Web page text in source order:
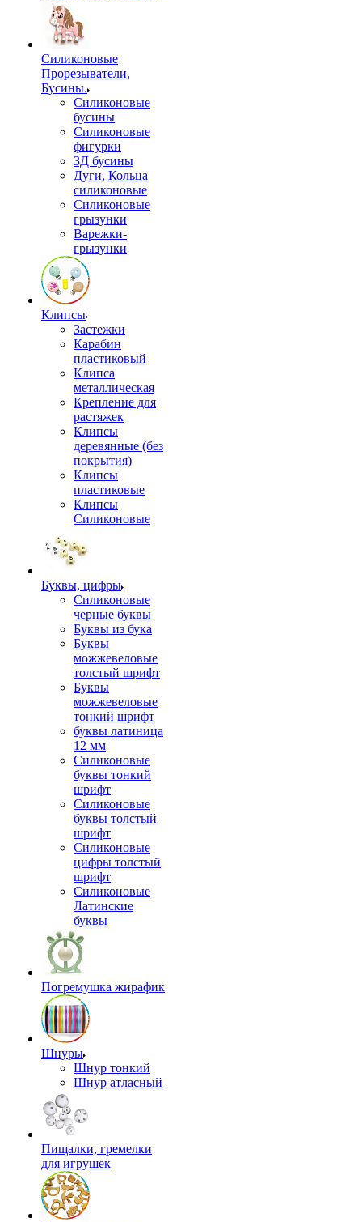
Силиконовые
Прорезыватели,
Бусины.
Силиконовые
бусины
Силиконовые
фигурки
3Д бусины
Дуги, Кольца
силиконовые
Силиконовые
грызунки
Варежки-
грызунки
Клипсы
Застежки
Карабин
пластиковый
Клипса
металлическая
Крепление для
растяжек
Клипсы
деревянные (без
покрытия)
Клипсы
пластиковые
Клипсы
Силиконовые
Буквы, цифры
Силиконовые
черные буквы
Буквы из бука
Буквы
можжевеловые
толстый шрифт
Буквы
можжевеловые
тонкий шрифт
буквы латиница
12 мм
Силиконовые
буквы тонкий
шрифт
Силиконовые
буквы толстый
шрифт
Силиконовые
цифры толстый
шрифт
Силиконовые
Латинские
буквы
Погремушка жирафик
Шнуры
Шнур тонкий
Шнур атласный
Пищалки, гремелки
для игрушек